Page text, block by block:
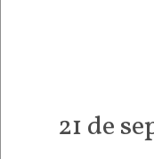
21 de